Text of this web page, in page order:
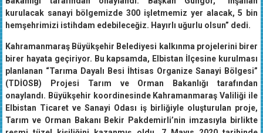
kurulacak sanayi bölgemizde 300 işletmemiz yer alacak, 5 bin
hemşehrimizi istihdam edebileceğiz. Hayırlı uğurlu olsun” dedi.
birer hayata geçiriyor. Bu kapsamda, Elbistan İlçesine kurulması
planlanan “Tarıma Dayalı Besi İhtisas Organize Sanayi Bölgesi”
(TDİOSB) Projesi Tarım ve Orman Bakanlığı tarafından
onaylandı. Büyükşehir koordinesinde Kahramanmaraş Valiliği ile
Elbistan Ticaret ve Sanayi Odası iş birliğiyle oluşturulan proje,
Tarım ve Orman Bakanı Bekir Pakdemirli’nin imzasıyla birlikte
resmi tüzel kişiliğini kazanmış oldu. 7 Mayıs 2020 tarihinde